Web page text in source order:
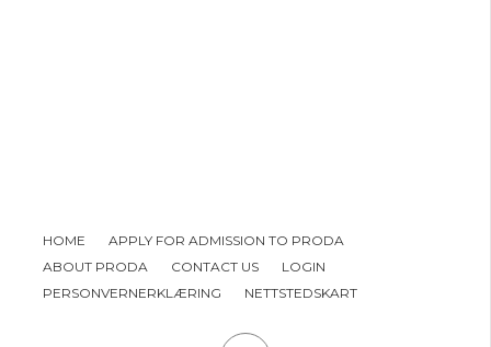
HOME
APPLY FOR ADMISSION TO PRODA
ABOUT PRODA
CONTACT US
LOGIN
PERSONVERNERKLÆRING
NETTSTEDSKART